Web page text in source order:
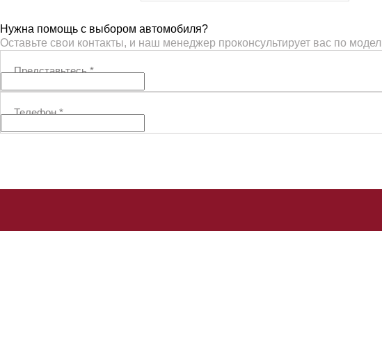
Нужна помощь с выбором автомобиля?
Оставьте свои контакты, и наш менеджер проконсультирует вас по
Представьтесь*
Телефон*